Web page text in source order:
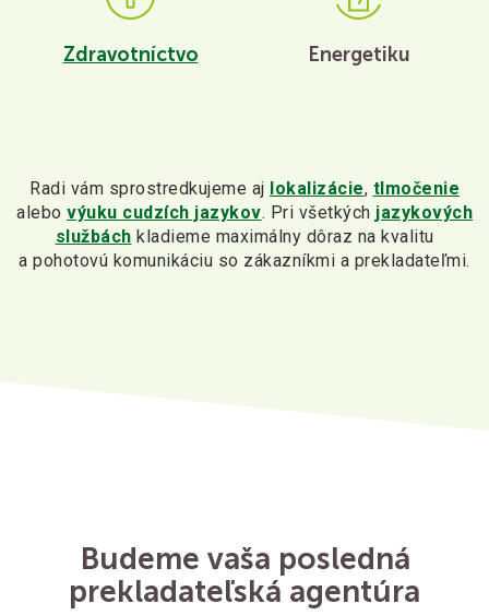
Zdravotníctvo Energetiku
Radi vám sprostredkujeme aj lokalizácie, tlmočenie
alebo výuku cudzích jazykov. Pri všetkých jazykových
službách kladieme maximálny dôraz na kvalitu
a pohotovú komunikáciu so zákazníkmi a prekladateľmi.
Budeme vaša posledná
prekladateľská agentúra